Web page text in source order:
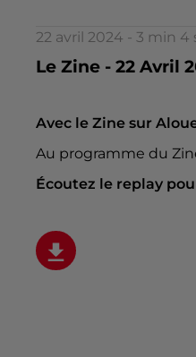
22 avril 2024 - 3 min 4
Le Zine - 22 Avril
Avec le Zine sur
Au programme du
Écoutez le replay